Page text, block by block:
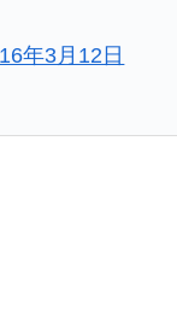
年3月12日